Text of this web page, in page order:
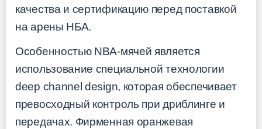
качества и сертификацию перед поставкой
на арены НБА.
Особенностью NBA-мячей является
использование специальной технологии
deep channel design, которая обеспечивает
превосходный контроль при дриблинге и
передачах. Фирменная оранжевая